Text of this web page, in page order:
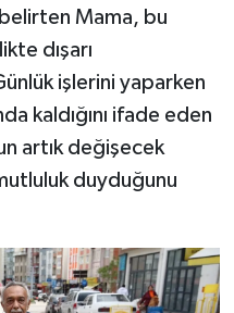
belirten Mama, bu
dışarı
işlerini yaparken
kaldığını ifade eden
artık değişecek
duyduğunu